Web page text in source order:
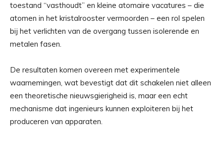
toestand “vasthoudt” en kleine atomaire vacatures – die
atomen in het kristalrooster vermoorden – een rol spelen
bij het verlichten van de overgang tussen isolerende en
metalen fasen.
De resultaten komen overeen met experimentele
waarnemingen, wat bevestigt dat dit schakelen niet alleen
een theoretische nieuwsgierigheid is, maar een echt
mechanisme dat ingenieurs kunnen exploiteren bij het
produceren van apparaten.